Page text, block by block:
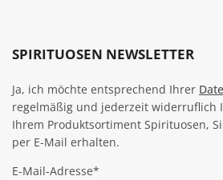
SPIRITUOSEN NEWSLETTER
Ja, ich möchte entsprechend Ihrer
regelmäßig und jederzeit widerruflich
Ihrem Produktsortiment Spirituosen,
per E-Mail erhalten.
E-Mail-Adresse*